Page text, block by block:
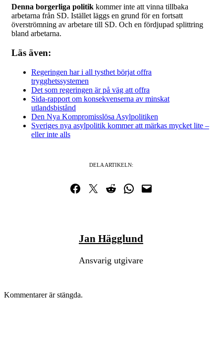
Denna borgerliga politik kommer inte att vinna tillbaka
arbetarna från SD. Istället läggs en grund för en fortsatt
överströmning av arbetare till SD. Och en fördjupad splittring
bland arbetarna.
Läs även:
Regeringen har i all tysthet börjat offra
trygghetssystemen
Det som regeringen är på väg att offra
Sida-rapport om konsekvenserna av minskat
utlandsbistånd
Den Nya Kompromisslösa Asylpolitiken
Sveriges nya asylpolitik kommer att märkas mycket lite –
eller inte alls
DELA ARTIKELN:
Dela på Facebook
Dela på TwitterDela på RedditDela i WhatsApp
Maila en länk
Jan Hägglund
Ansvarig utgivare
Kommentarer är stängda.